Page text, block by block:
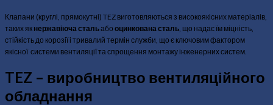
Клапани (круглі, прямокутні) TEZ виготовляються з високоякісних матеріалів,
таких як нержавіюча стальабо оцинкована сталь , що надає їм міцність,
стійкість до корозії і тривалий термін служби, що є ключовим фактором
якісної системи вентиляції та спрощення монтажу інженерних систем.
TEZ – виробництво вентиляційного
обладнання